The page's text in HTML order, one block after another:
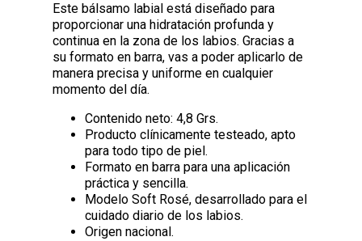
Este bálsamo labial está diseñado para
proporcionar una hidratación profunda y
continua en la zona de los labios. Gracias a
su formato en barra, vas a poder aplicarlo de
manera precisa y uniforme en cualquier
momento del día.
Contenido neto: 4,8 Grs.
Producto clínicamente testeado, apto
para todo tipo de piel.
Formato en barra para una aplicación
práctica y sencilla.
Modelo Soft Rosé, desarrollado para el
cuidado diario de los labios.
Origen nacional.